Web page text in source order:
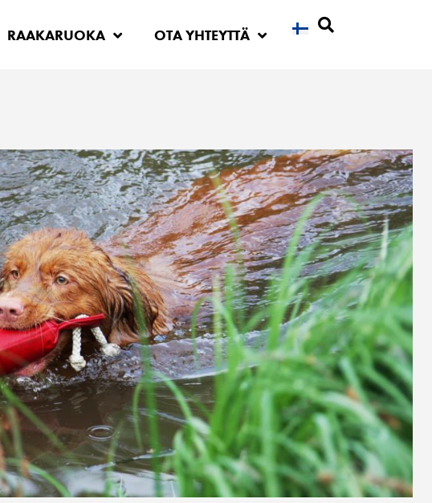
RAAKARUOKA OTA YHTEYTTÄ